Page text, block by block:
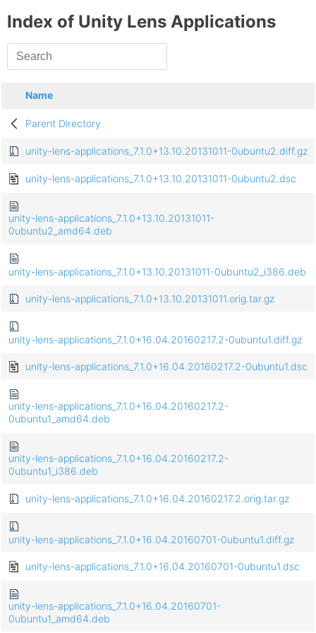
Index of Unity Lens Applications
Name
Parent Directory
unity-lens-applications_7.1.0+13.10.20131011-0ubuntu2.diff.gz
unity-lens-applications_7.1.0+13.10.20131011-0ubuntu2.dsc
unity-lens-applications_7.1.0+13.10.20131011-
0ubuntu2_amd64.deb
unity-lens-applications_7.1.0+13.10.20131011-0ubuntu2_i386.deb
unity-lens-applications_7.1.0+13.10.20131011.orig.tar.gz
unity-lens-applications_7.1.0+16.04.20160217.2-0ubuntu1.diff.gz
unity-lens-applications_7.1.0+16.04.20160217.2-0ubuntu1.dsc
unity-lens-applications_7.1.0+16.04.20160217.2-
0ubuntu1_amd64.deb
unity-lens-applications_7.1.0+16.04.20160217.2-
0ubuntu1_i386.deb
unity-lens-applications_7.1.0+16.04.20160217.2.orig.tar.gz
unity-lens-applications_7.1.0+16.04.20160701-0ubuntu1.diff.gz
unity-lens-applications_7.1.0+16.04.20160701-0ubuntu1.dsc
unity-lens-applications_7.1.0+16.04.20160701-
0ubuntu1_amd64.deb